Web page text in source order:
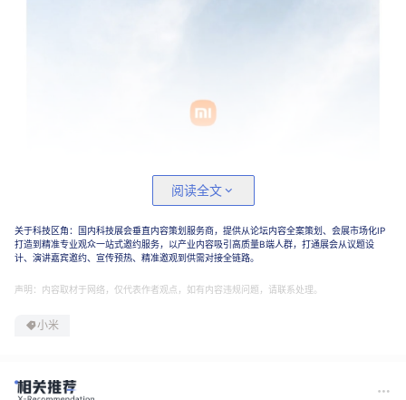
作为参考，此前爆料SkyNomad品牌核心定位围绕空间、
产品线，专门为旗下新款增程车型铺路。
阅读全文
关于科技区角：国内科技展会垂直内容策划服务商，提供从论坛内容全案策划、会展市场化IP
打造到精准专业观众一站式邀约服务，以产业内容吸引高质量B端人群，打通展会从议题设
计、演讲嘉宾邀约、宣传预热、精准邀观到供需对接全链路。
声明：内容取材于网络，仅代表作者观点，如有内容违规问题，请联系处理。
小米